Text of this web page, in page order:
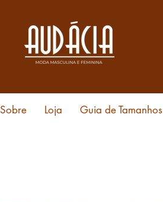
Sobre Loja Guia de Tamanhos